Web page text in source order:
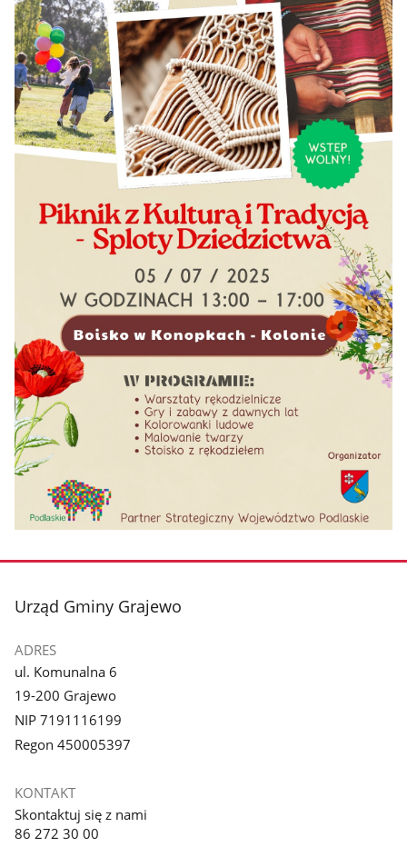
stopka
Urząd Gminy Grajewo
ADRES
ul. Komunalna 6
19-200 Grajewo
NIP 7191116199
Regon 450005397
KONTAKT
Skontaktuj się z nami
86 272 30 00